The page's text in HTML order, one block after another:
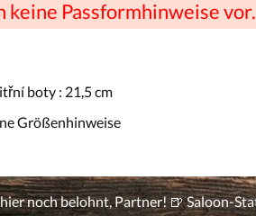
keine Passformhinweise vor.
boty : 21,5 cm
Größenhinweise